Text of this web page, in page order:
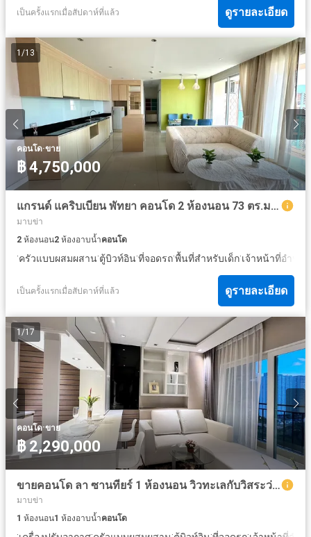
เป็นครั้งแรกเมื่อสัปดาห์ที่แล้ว ดูรายละเอียด
1 /13
คอนโด·ขาย
฿ 4,750,000
แกรนด์ แคริบเบียน พัทยา คอนโด 2 ห้องนอน 73 ตร.ม. สำหรับขาย
มาบข่า
2 ห้องนอน2 ห้องอาบน้ำคอนโด
·ครัวแบบผสมผสาน·ตู้บิวท์อิน·ที่จอดรถ·พื้นที่สำหรับเด็ก·เจ้าหน้าที่อำนว
เป็นครั้งแรกเมื่อสัปดาห์ที่แล้ว ดูรายละเอียด
1 /17
คอนโด·ขาย
฿ 2,290,000
ขายคอนโด ลา ซานทียร์ 1 ห้องนอน วิวทะเลกับวิสระว่ายน้ำ พร้อมเข้าอยู่
มาบข่า
1 ห้องนอน1 ห้องอาบน้ำคอนโด